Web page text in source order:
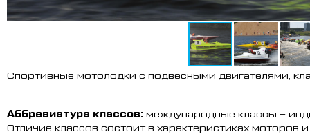
Спортивные мотолодки с подвесными двигателями,
Аббревиатура классов: международные классы –
Отличие классов состоит в характеристиках